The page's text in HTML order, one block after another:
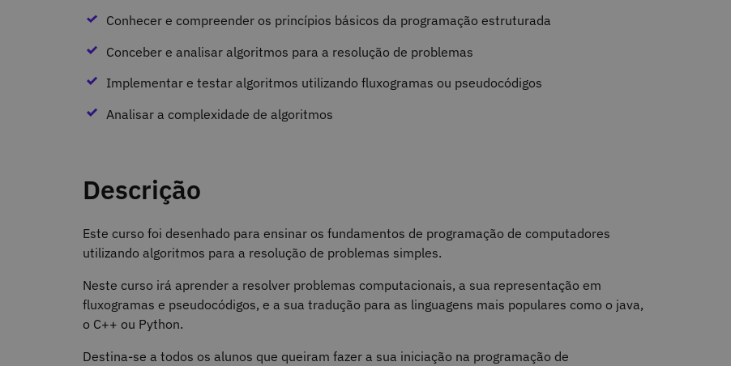
Conhecer e compreender os princípios básicos da programação estruturada
Conceber e analisar algoritmos para a resolução de problemas
Implementar e testar algoritmos utilizando fluxogramas ou pseudocódigos
Analisar a complexidade de algoritmos
Descrição
Este curso foi desenhado para ensinar os fundamentos de programação de computadores
utilizando algoritmos para a resolução de problemas simples.
Neste curso irá aprender a resolver problemas computacionais, a sua representação em
fluxogramas e pseudocódigos, e a sua tradução para as linguagens mais populares como o java,
o C++ ou Python.
Destina-se a todos os alunos que queiram fazer a sua iniciação na programação de